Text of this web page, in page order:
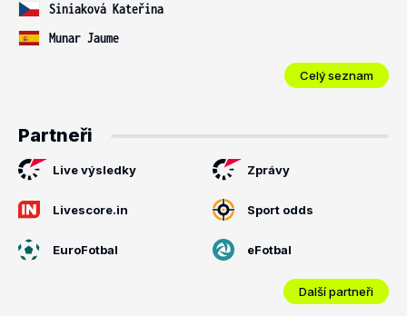
Siniaková Kateřina
Munar Jaume
Celý seznam
Partneři
Live výsledky Zprávy
Livescore.in Sport odds
EuroFotbal eFotbal
Další partneři